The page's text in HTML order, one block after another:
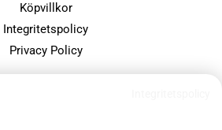
Köpvillkor
Integritetspolicy
Privacy Policy